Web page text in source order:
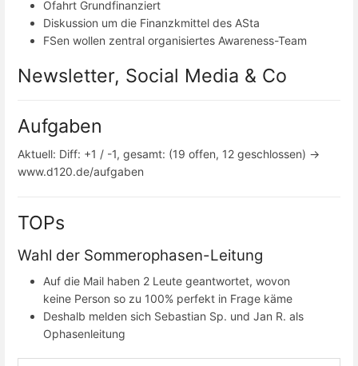
Ofahrt Grundfinanziert
Diskussion um die Finanzkmittel des ASta
FSen wollen zentral organisiertes Awareness-Team
Newsletter, Social Media & Co
Aufgaben
Aktuell: Diff: +1 / -1, gesamt: (19 offen, 12 geschlossen) ->
www.d120.de/aufgaben
TOPs
Wahl der Sommerophasen-Leitung
Auf die Mail haben 2 Leute geantwortet, wovon
keine Person so zu 100% perfekt in Frage käme
Deshalb melden sich Sebastian Sp. und Jan R. als
Ophasenleitung